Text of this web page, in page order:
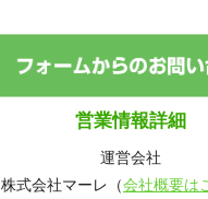
営業情報詳細
運営会社
株式会社マーレ（会社概要は